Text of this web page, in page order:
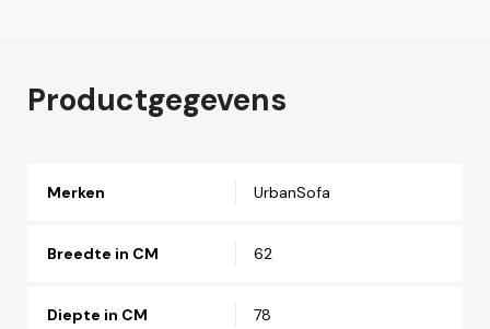
Productgegevens
Merken UrbanSofa
Breedte in CM 62
Diepte in CM 78